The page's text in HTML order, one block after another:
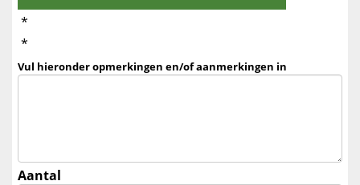
*
*
Vul hieronder opmerkingen en/of aanmerkingen in
Aantal